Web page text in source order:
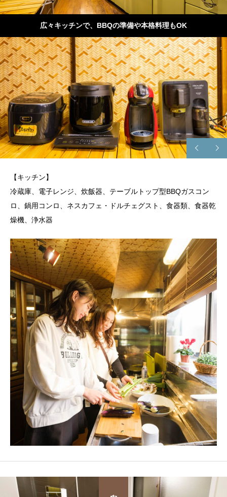
広々キッチンで、BBQの準備や本格料理もOK
【キッチン】
冷蔵庫、電子レンジ、炊飯器、テーブルトップ型BBQガスコン
ロ、鍋用コンロ、ネスカフェ・ドルチェグスト、食器類、食器乾
燥機、浄水器